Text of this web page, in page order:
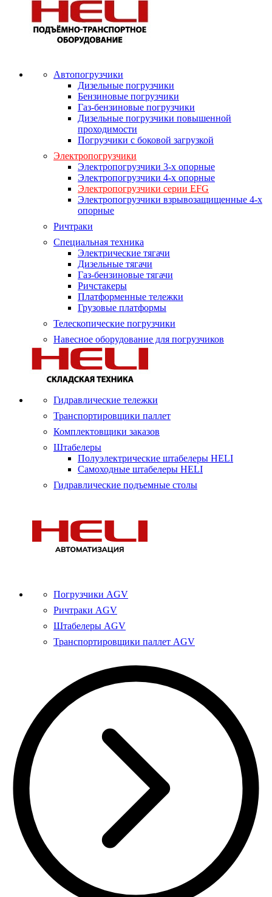
Автопогрузчики
Дизельные погрузчики
Бензиновые погрузчики
Газ-бензиновые погрузчики
Дизельные погрузчики повышенной
проходимости
Погрузчики с боковой загрузкой
Электропогрузчики
Электропогрузчики 3-х опорные
Электропогрузчики 4-х опорные
Электропогрузчики серии EFG
Электропогрузчики взрывозащищенные 4-х
опорные
Ричтраки
Специальная техника
Электрические тягачи
Дизельные тягачи
Газ-бензиновые тягачи
Ричстакеры
Платформенные тележки
Грузовые платформы
Телескопические погрузчики
Навесное оборудование для погрузчиков
Гидравлические тележки
Транспортировщики паллет
Комплектовщики заказов
Штабелеры
Полуэлектрические штабелеры HELI
Самоходные штабелеры HELI
Гидравлические подъемные столы
Погрузчики AGV
Ричтраки AGV
Штабелеры AGV
Транспортировщики паллет AGV